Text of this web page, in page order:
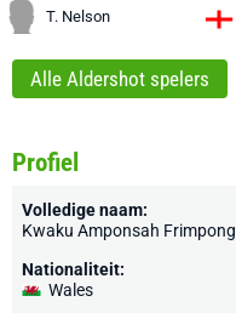
T. Nelson
Alle Aldershot spelers
Profiel
Volledige naam:
Kwaku Amponsah Frimpong
Nationaliteit:
Wales